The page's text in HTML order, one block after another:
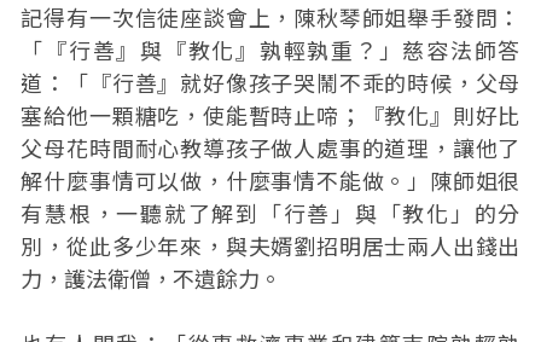
記得有一次信徒座談會上，陳秋琴師姐舉手發問：
「『行善』與『教化』孰輕孰重？」慈容法師答
道：「『行善』就好像孩子哭鬧不乖的時候，父母
塞給他一顆糖吃，使能暫時止啼；『教化』則好比
父母花時間耐心教導孩子做人處事的道理，讓他了
解什麼事情可以做，什麼事情不能做。」陳師姐很
有慧根，一聽就了解到「行善」與「教化」的分
別，從此多少年來，與夫婿劉招明居士兩人出錢出
力，護法衛僧，不遺餘力。